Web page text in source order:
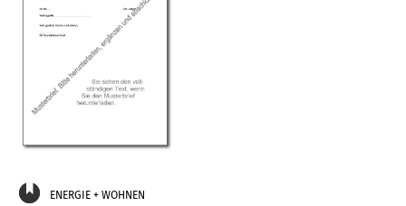
ENERGIE + WOHNEN